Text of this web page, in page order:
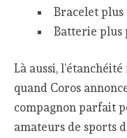
Bracelet plus
Batterie plus
Là aussi,
quand Coros
compagnon parfait
amateurs de sports